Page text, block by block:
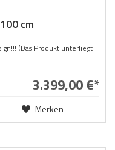
cm
(Das Produkt unterliegt
3.399,00 €*
Merken